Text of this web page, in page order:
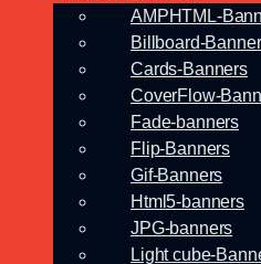
AMPHTML-
Billboard-Banner
Cards-Banners
CoverFlow-
Fade-banners
Flip-Banners
Gif-Banners
Html5-banners
JPG-banners
Light cube-